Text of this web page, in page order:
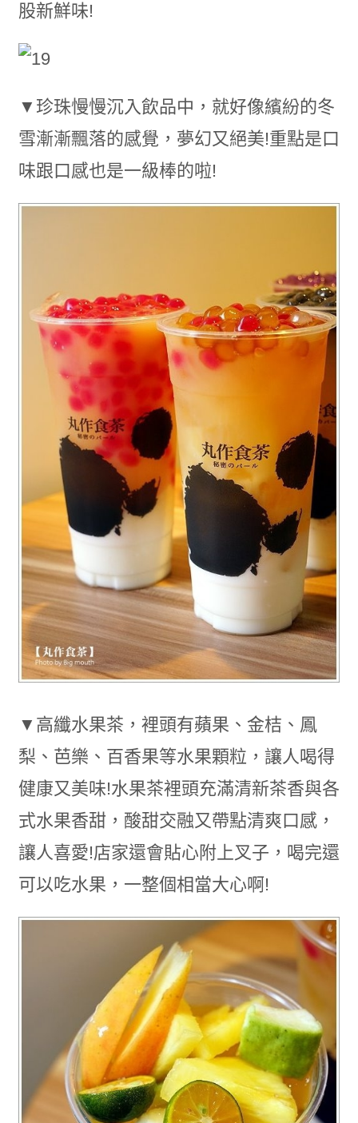
股新鮮味!
▼珍珠慢慢沉入飲品中，就好像繽紛的冬
雪漸漸飄落的感覺，夢幻又絕美!重點是口
味跟口感也是一級棒的啦!
▼高纖水果茶，裡頭有蘋果、金桔、鳳
梨、芭樂、百香果等水果顆粒，讓人喝得
健康又美味!水果茶裡頭充滿清新茶香與各
式水果香甜，酸甜交融又帶點清爽口感，
讓人喜愛!店家還會貼心附上叉子，喝完還
可以吃水果，一整個相當大心啊!